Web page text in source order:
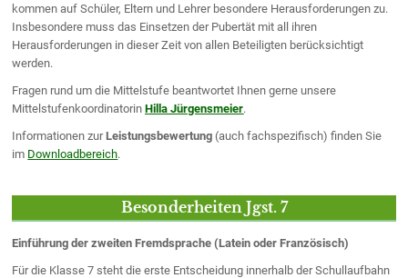
kommen auf Schüler, Eltern und Lehrer besondere Herausforderungen zu.
Insbesondere muss das Einsetzen der Pubertät mit all ihren
Herausforderungen in dieser Zeit von allen Beteiligten berücksichtigt
werden.
Fragen rund um die Mittelstufe beantwortet Ihnen gerne unsere
MittelstufenkoordinatorinHilla Jürgensmeier.
Informationen zurLeistungsbewertung (auch fachspezifisch) finden Sie
im Downloadbereich.
Besonderheiten Jgst. 7
Einführung der zweiten Fremdsprache (Latein oder Französisch)
Für die Klasse 7 steht die erste Entscheidung innerhalb der Schullaufbahn